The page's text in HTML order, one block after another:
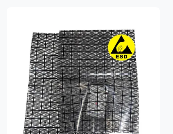
handle: thickened reinforced handle, easy to
move, smooth surface